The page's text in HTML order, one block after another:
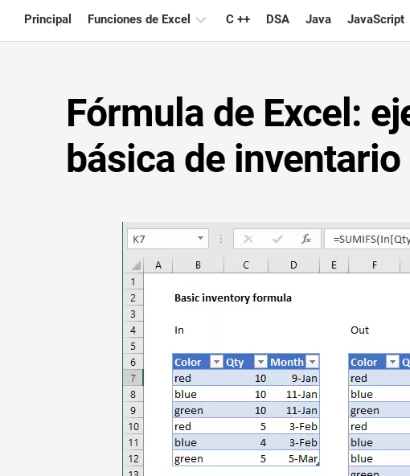
content
Principal Funciones de Excel
Consejos
de
Fórmula
Atajos
teclado
Lecciones
Noticias
Tabla
dinámica
TechTV
C ++ DSA Java JavaScript
Fórmula de Excel:
básica de inventario